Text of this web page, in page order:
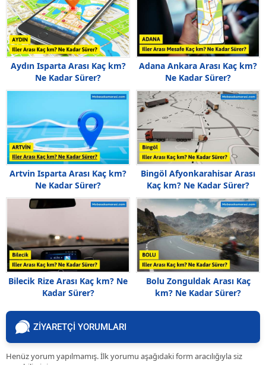
Aydın Isparta Arası Kaç km?
Ne Kadar Sürer?
Adana Ankara Arası Kaç km?
Ne Kadar Sürer?
Artvin Isparta Arası Kaç km?
Ne Kadar Sürer?
Bingöl Afyonkarahisar Arası
Kaç km? Ne Kadar Sürer?
Bilecik Rize Arası Kaç km? Ne
Kadar Sürer?
Bolu Zonguldak Arası Kaç
km? Ne Kadar Sürer?
ZİYARETÇİ YORUMLARI
Henüz yorum yapılmamış. İlk yorumu aşağıdaki form aracılığıyla siz